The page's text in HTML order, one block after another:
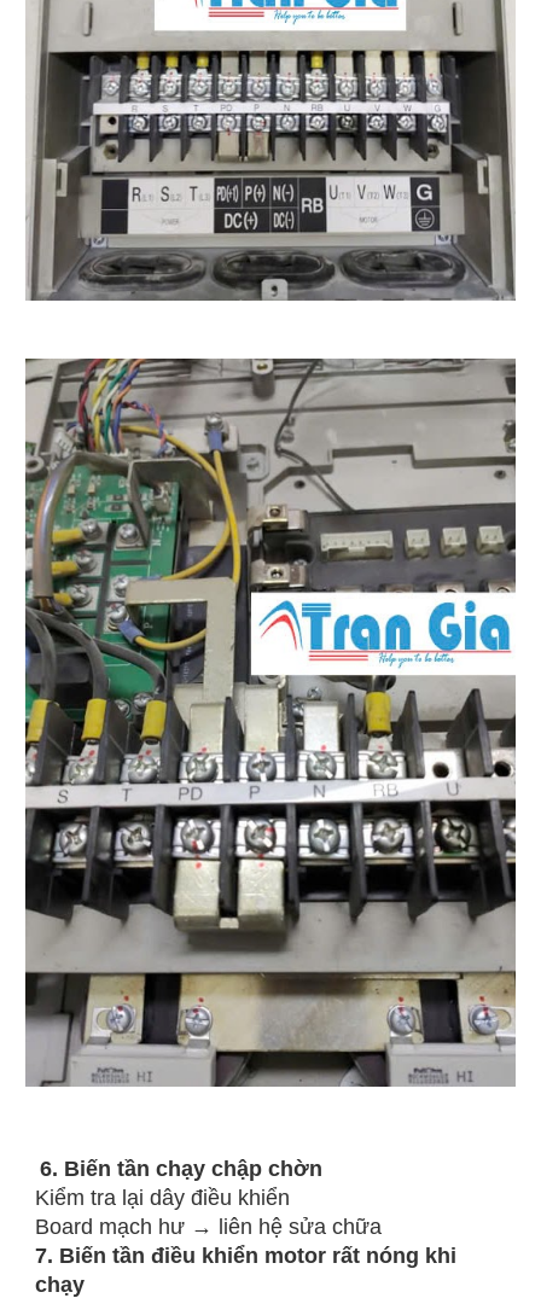
6. Biến tần chạy chập chờn
Kiểm tra lại dây điều khiển
Board mạch hư → liên hệ sửa chữa
7. Biến tần điều khiển motor rất nóng khi
chạy